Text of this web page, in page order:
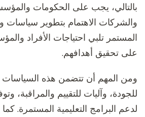
بالتالي، يجب على الحكومات
والشركات الاهتمام بتطوير سياسات
المستمر تلبي احتياجات الأفراد
على تحقيق أهدافهم.
ومن المهم أن تتضمن هذه السياسات
للجودة، وآليات للتقييم والمراقبة،
لدعم البرامج التعليمية المستمرة.